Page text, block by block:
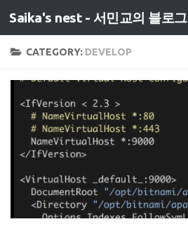
Saika's nest - 서민교의 블로그
CATEGORY: DEVELOP